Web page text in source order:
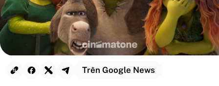
Trên Google News